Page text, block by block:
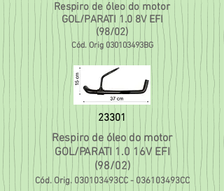
Respiro de óleo do motor
GOL/PARATI 1.0 8V EFI
(98/02)
Cód. Orig 030103493BG
23301
Respiro de óleo do motor
GOL/PARATI 1.0 16V EFI
(98/02)
Cód. Orig. 030103493CC - 036103493CC